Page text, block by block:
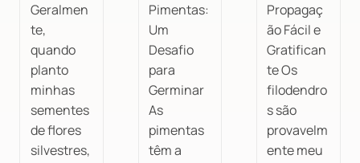
Geralmen
te,
quando
planto
minhas
sementes
de flores
silvestres,
Pimentas:
Um
Desafio
para
Germinar
As
pimentas
têm a
Propagaç
ão Fácil e
Gratifican
te Os
filodendro
s são
provavelm
ente meu